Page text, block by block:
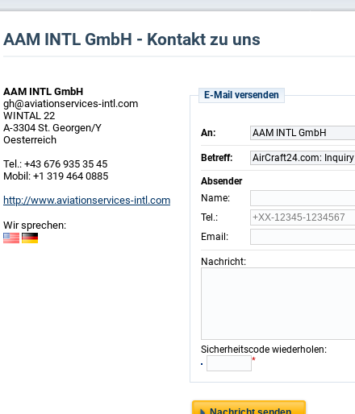
AAM INTL GmbH - Kontakt zu uns
AAM INTL GmbH
gh@aviationservices-intl.com
WINTAL 22
A-3304 St. Georgen/Y
Oesterreich
Tel.: +43 676 935 35 45
Mobil: +1 319 464 0885
http://www.aviationservices-intl.com
Wir sprechen:
E-Mail versenden
An: AAM INTL GmbH
Betreff: AirCraft24.com: Inquiry
Absender
Name:
Tel.:
Email :
Nachricht:
Sicherheitscode wiederholen:
*